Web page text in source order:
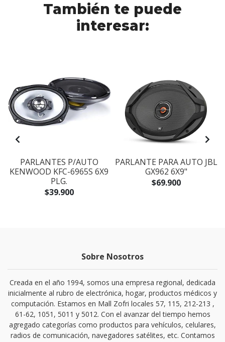
También te puede
interesar:
PARLANTES P/AUTO
KENWOOD KFC-6965S 6X9
PLG.
$39.900
PARLANTE PARA AUTO JBL
GX962 6X9"
$69.900
Sobre Nosotros
Creada en el año 1994, somos una empresa regional, dedicada
inicialmente al rubro de electrónica, hogar, productos médicos y
computación. Estamos en Mall Zofri locales 57, 115, 212-213 ,
61-62, 1051, 5011 y 5012. Con el avanzar del tiempo hemos
agregado categorías como productos para vehículos, celulares,
radios de comunicación, navegadores satélites, etc. Contamos